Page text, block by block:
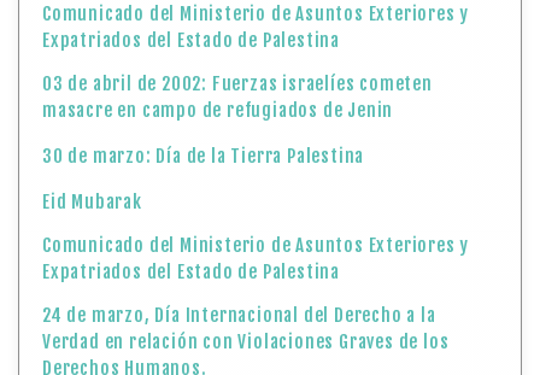
Comunicado del Ministerio de Asuntos Exteriores y
Expatriados del Estado de Palestina
03 de abril de 2002: Fuerzas israelíes cometen
masacre en campo de refugiados de Jenin
30 de marzo: Día de la Tierra Palestina
Eid Mubarak
Comunicado del Ministerio de Asuntos Exteriores y
Expatriados del Estado de Palestina
24 de marzo, Día Internacional del Derecho a la
Verdad en relación con Violaciones Graves de los
Derechos Humanos.